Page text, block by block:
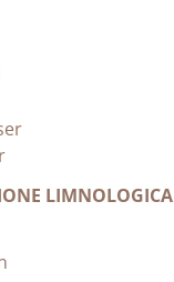
LIMNOLOGICA